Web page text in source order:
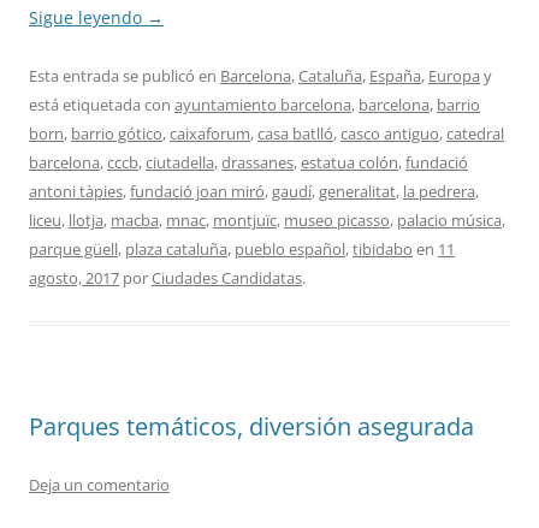
Sigue leyendo →
Esta entrada se publicó en Barcelona,Cataluña, España, Europa y
está etiquetada con ayuntamiento barcelona, barcelona, barrio
born, barrio gótico,caixaforum,casa batlló,casco antiguo,catedral
barcelona,cccb,ciutadella,drassanes,estatua colón,fundació
antoni tàpies,fundació joan miró,gaudí,generalitat, la pedrera,
liceu, llotja, macba, mnac, montjuïc, museo picasso, palacio música,
parque güell, plaza cataluña, pueblo español,tibidabo en 11
agosto, 2017 porCiudades Candidatas.
Parques temáticos, diversión asegurada
Deja un comentario